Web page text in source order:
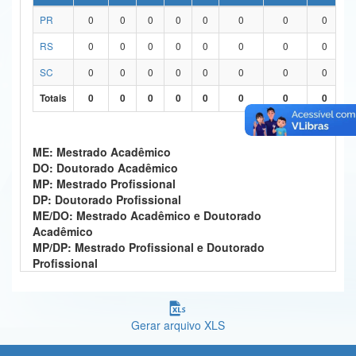
Ministério da Ciência, Tecnologia, Inovações e Comunicações
Ministério do Meio Ambiente
Ministério do Turismo
Ministério do Desenvolvimento Regional
Controladoria-Geral da União
Ministério da Mulher, da Família e dos Direitos Humanos
Secretaria-Geral
Secretaria de Governo
Gabinete de Segurança Institucional
PR
0 0 0 0 0 0 0 0
RS
0 0 0 0 0 0 0 0
SC
0 0 0 0 0 0 0 0
Totais
0 0 0 0 0 0 0 0
ME: Mestrado Acadêmico
DO: Doutorado Acadêmico
MP: Mestrado Profissional
DP: Doutorado Profissional
ME/DO: Mestrado Acadêmico e Doutorado
Acadêmico
MP/DP: Mestrado Profissional e Doutorado
Profissional
Gerar arquivo XLS